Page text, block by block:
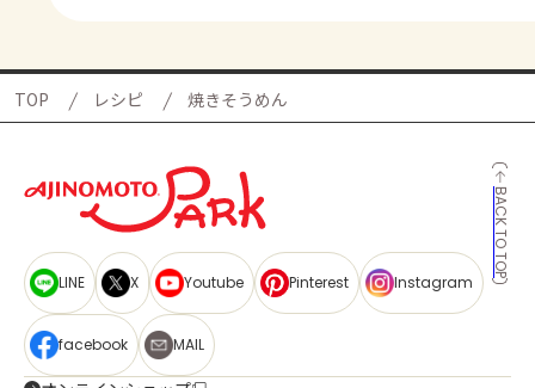
TOP レシピ 焼きそうめん
BACK TO TOP
LINE X Youtube Pinterest Instagram
facebook MAIL